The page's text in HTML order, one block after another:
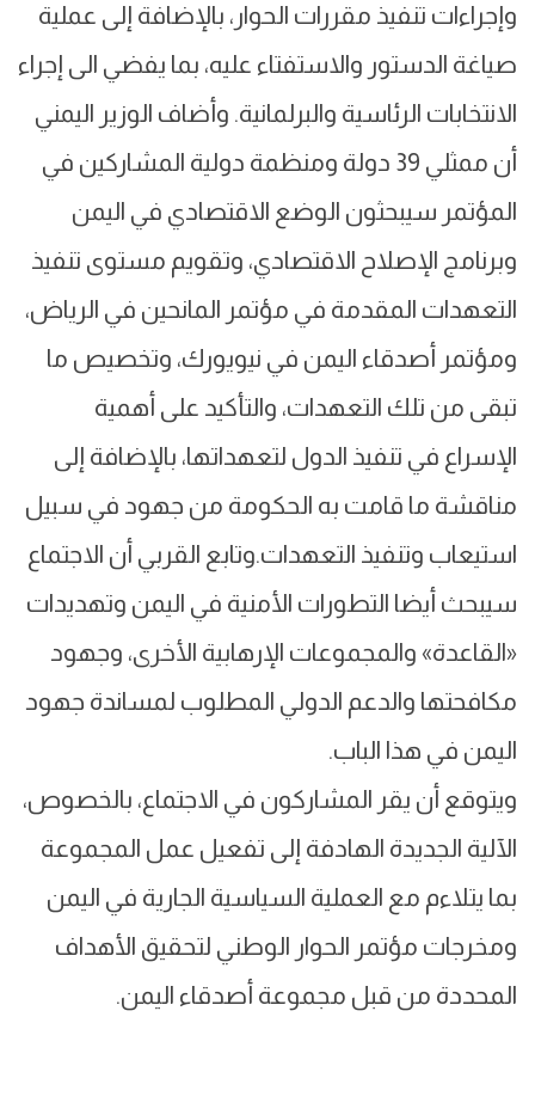
وإجراءات تنفيذ مقررات الحوار، بالإضافة إلى عملية
صياغة الدستور والاستفتاء عليه، بما يفضي الى إجراء
الانتخابات الرئاسية والبرلمانية. وأضاف الوزير اليمني
أن ممثلي 39 دولة ومنظمة دولية المشاركين في
المؤتمر سيبحثون الوضع الاقتصادي في اليمن
وبرنامج الإصلاح الاقتصادي، وتقويم مستوى تنفيذ
التعهدات المقدمة في مؤتمر المانحين في الرياض،
ومؤتمر أصدقاء اليمن في نيويورك، وتخصيص ما
تبقى من تلك التعهدات، والتأكيد على أهمية
الإسراع في تنفيذ الدول لتعهداتها، بالإضافة إلى
مناقشة ما قامت به الحكومة من جهود في سبيل
استيعاب وتنفيذ التعهدات.وتابع القربي أن الاجتماع
سيبحث أيضا التطورات الأمنية في اليمن وتهديدات
«القاعدة» والمجموعات الإرهابية الأخرى، وجهود
مكافحتها والدعم الدولي المطلوب لمساندة جهود
اليمن في هذا الباب.
ويتوقع أن يقر المشاركون في الاجتماع، بالخصوص،
الآلية الجديدة الهادفة إلى تفعيل عمل المجموعة
بما يتلاءم مع العملية السياسية الجارية في اليمن
ومخرجات مؤتمر الحوار الوطني لتحقيق الأهداف
المحددة من قبل مجموعة أصدقاء اليمن.